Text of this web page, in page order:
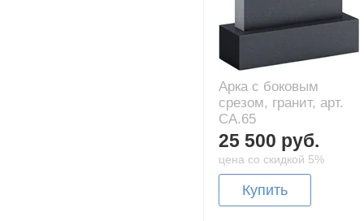
Арка с боковым
срезом, гранит, арт.
CA.65
25 500 руб.
цена со скидкой 5%
Купить